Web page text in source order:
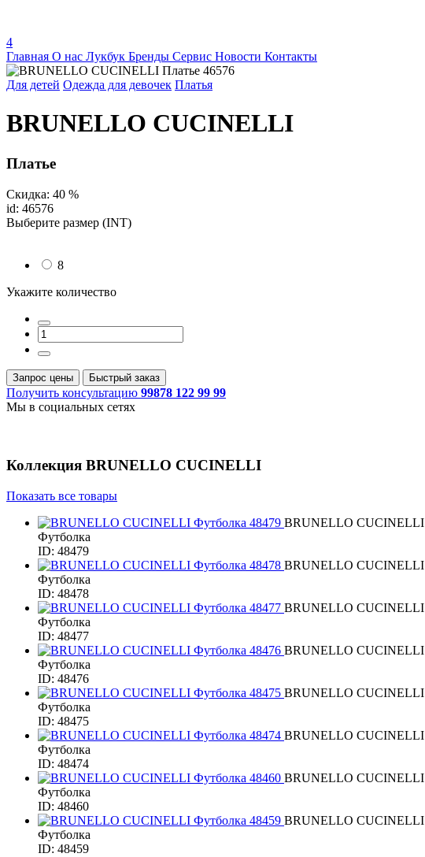
4
Главная О нас Лукбук Бренды Сервис Новости Контакты
Для детей Одежда для девочек Платья
BRUNELLO CUCINELLI
Платье
Скидка: 40 %
id: 46576
Выберите размер (INT)
8
Укажите количество
Запрос цены Быстрый заказ
Получить консультацию 99878 122 99 99
Мы в социальных сетях
Коллекция BRUNELLO CUCINELLI
Показать все товары
BRUNELLO CUCINELLI
Футболка
ID: 48479
BRUNELLO CUCINELLI
Футболка
ID: 48478
BRUNELLO CUCINELLI
Футболка
ID: 48477
BRUNELLO CUCINELLI
Футболка
ID: 48476
BRUNELLO CUCINELLI
Футболка
ID: 48475
BRUNELLO CUCINELLI
Футболка
ID: 48474
BRUNELLO CUCINELLI
Футболка
ID: 48460
BRUNELLO CUCINELLI
Футболка
ID: 48459